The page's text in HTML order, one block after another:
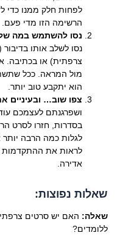
לפחות חלק ממנו כדי
הרשימה הזו מדי פעם.
נסו להשתמש במה
נסו לשלב אותו
צרפתית) או בכתיבה.
מול המראה. ככל
הוא יתקבע טוב יותר.
צפו שוב… ובעיניים
ושפרגנתם לעצמכם
בסדרות, חזרו לסרט
לגלות כמה הרבה
לראות את ההתקדמות
אדירה.
שאלות נפוצות:
שאלה: האם יש סרטים
ללומדים?